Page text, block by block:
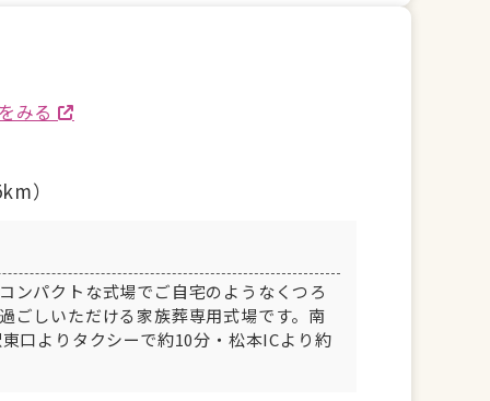
みる
）
ンパクトな式場でご自宅のようなくつろ
ごしいただける家族葬専用式場です。南
口よりタクシーで約10分・松本ICより約